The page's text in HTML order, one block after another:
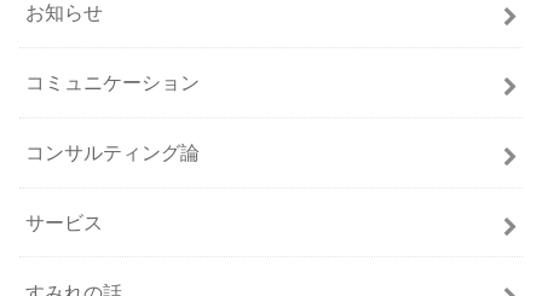
お知らせ
コミュニケーション
コンサルティング論
サービス